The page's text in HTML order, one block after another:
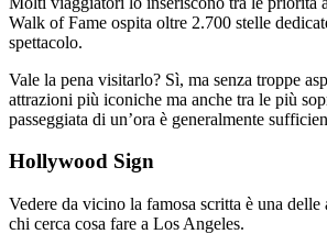
Walk of Fame ospita oltre 2.700 stelle
spettacolo.
Vale la pena visitarlo? Sì, ma senza troppe
attrazioni più iconiche ma anche tra le più
passeggiata di un’ora è generalmente
Hollywood Sign
Vedere da vicino la famosa scritta è una
chi cerca cosa fare a Los Angeles.